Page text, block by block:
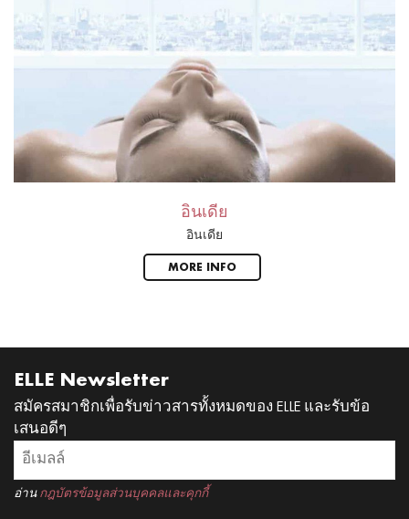
อินเดีย
อินเดีย
MORE INFO
ELLE Newsletter
สมัครสมาชิกเพื่อรับข่าวสารทั้งหมดของ ELLE และรับข้อ
เสนอดีๆ
อ่าน กฎบัตรข้อมูลส่วนบุคคลและคุกกี้